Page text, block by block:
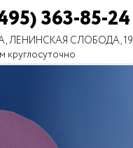
363-85-24
ЛЕНИНСКАЯ СЛОБОДА, 19
круглосуточно